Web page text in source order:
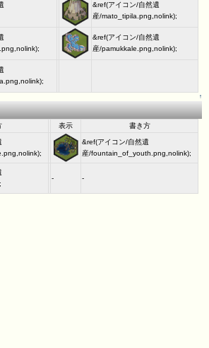
&ref(アイコン/自然遺
産/mato_tipila.png,nolink);
&ref(アイコン/自然遺
産/pamukkale.png,nolink);
↑
表示 書き方
&ref(アイコン/自然遺
産/fountain_of_youth.png,nolink);
- -